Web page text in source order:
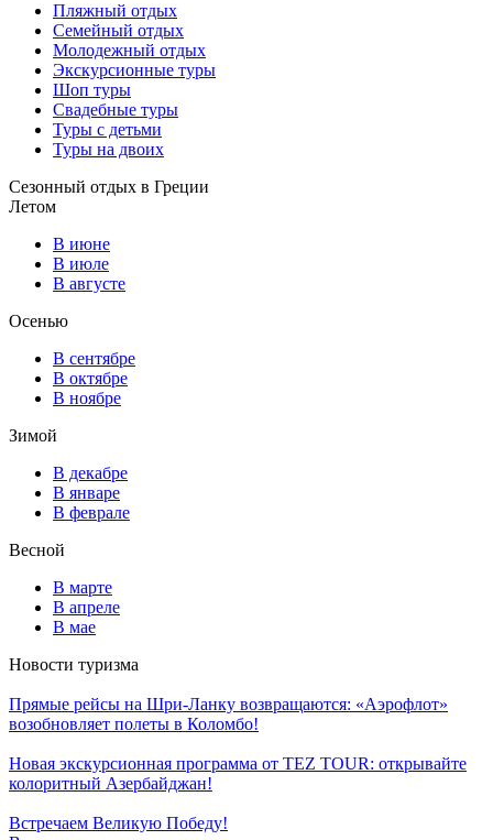
Пляжный отдых
Семейный отдых
Молодежный отдых
Экскурсионные туры
Шоп туры
Свадебные туры
Туры с детьми
Туры на двоих
Сезонный отдых в Греции
Летом
В июне
В июле
В августе
Осенью
В сентябре
В октябре
В ноябре
Зимой
В декабре
В январе
В феврале
Весной
В марте
В апреле
В мае
Новости туризма
Прямые рейсы на Шри-Ланку возвращаются: «Аэрофлот»
возобновляет полеты в Коломбо!
Новая экскурсионная программа от TEZ TOUR: открывайте
колоритный Азербайджан!
Встречаем Великую Победу!